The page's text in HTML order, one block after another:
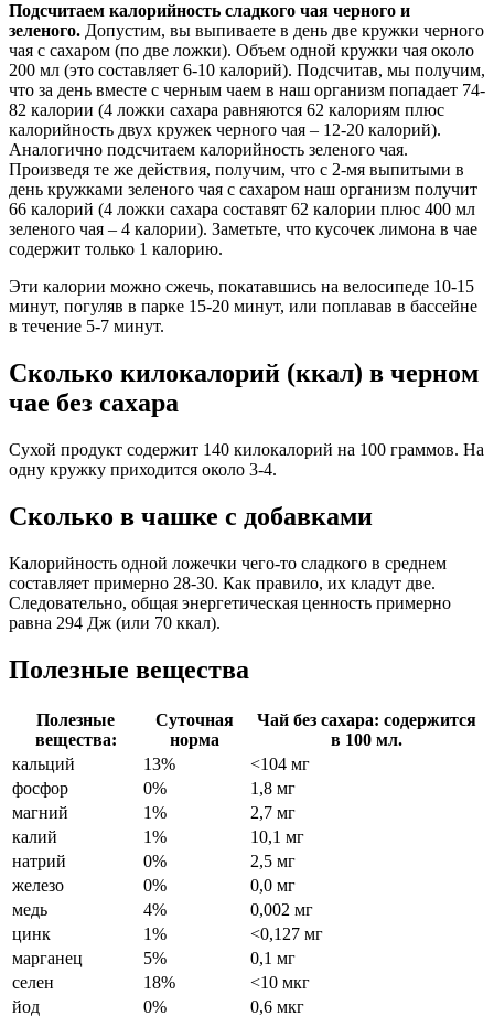
Подсчитаем калорийность сладкого чая черного и
зеленого. Допустим, вы выпиваете в день две кружки черного
чая с сахаром (по две ложки). Объем одной кружки чая около
200 мл (это составляет 6-10 калорий). Подсчитав, мы получим,
что за день вместе с черным чаем в наш организм попадает 74-
82 калории (4 ложки сахара равняются 62 калориям плюс
калорийность двух кружек черного чая – 12-20 калорий).
Аналогично подсчитаем калорийность зеленого чая.
Произведя те же действия, получим, что с 2-мя выпитыми в
день кружками зеленого чая с сахаром наш организм получит
66 калорий (4 ложки сахара составят 62 калории плюс 400 мл
зеленого чая – 4 калории). Заметьте, что кусочек лимона в чае
содержит только 1 калорию.
Эти калории можно сжечь, покатавшись на велосипеде 10-15
минут, погуляв в парке 15-20 минут, или поплавав в бассейне
в течение 5-7 минут.
Сколько килокалорий (ккал) в черном
чае без сахара
Сухой продукт содержит 140 килокалорий на 100 граммов. На
одну кружку приходится около 3-4.
Сколько в чашке с добавками
Калорийность одной ложечки чего-то сладкого в среднем
составляет примерно 28-30. Как правило, их кладут две.
Следовательно, общая энергетическая ценность примерно
равна 294 Дж (или 70 ккал).
Полезные вещества
Полезные
вещества:
Суточная
норма
Чай без сахара: содержится
в 100 мл.
кальций
13%
<104 мг
фосфор
0%
1,8 мг
магний
1%
2,7 мг
калий
1%
10,1 мг
натрий
0%
2,5 мг
железо
0%
0,0 мг
медь
4%
0,002 мг
цинк
1%
<0,127 мг
марганец
5%
0,1 мг
селен
18%
<10 мкг
йод
0% 0,6 мкг